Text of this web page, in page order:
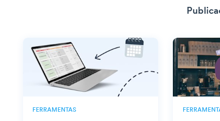
FERRAMENTAS